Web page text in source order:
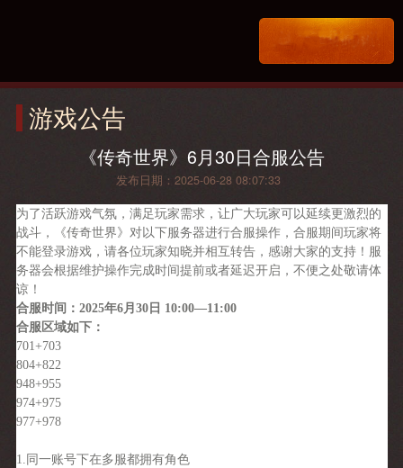
游戏公告
《传奇世界》6月30日合服公告
发布日期：2025-06-28 08:07:33
为了活跃游戏气氛，满足玩家需求，让广大玩家可以延续更激烈的
战斗，《传奇世界》对以下服务器进行合服操作，合服期间玩家将
不能登录游戏，请各位玩家知晓并相互转告，感谢大家的支持！服
务器会根据维护操作完成时间提前或者延迟开启，不便之处敬请体
谅！
合服时间：2025年6月30日 10:00—11:00
合服区域如下：
701+703
804+822
948+955
974+975
977+978
1.同一账号下在多服都拥有角色